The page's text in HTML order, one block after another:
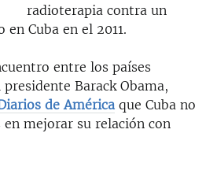
radioterapia contra un
Cuba en el 2011.
entre los países
Barack Obama,
de América que Cuba no
mejorar su relación con